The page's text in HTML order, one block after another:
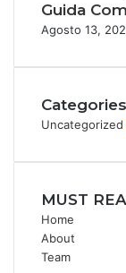
Guida
Agosto 13,
Categories
Uncategorized
MUST
Home
About
Team